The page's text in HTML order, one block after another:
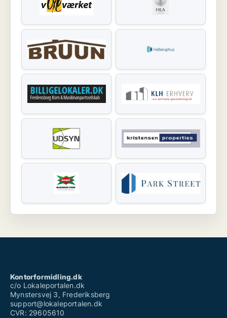
Kontorformidling.dk
c/o Lokaleportalen.dk
Mynstersvej 3, Frederiksberg
support@lokaleportalen.dk
CVR: 29605610